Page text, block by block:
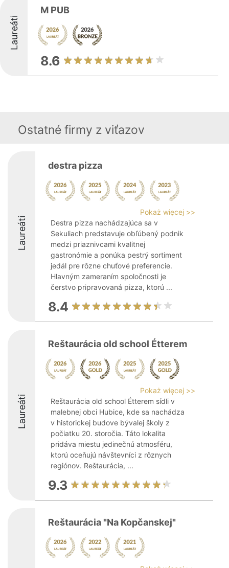
Laureáti
M PUB
8.6
Ostatné firmy z viťazov
Laureáti
destra pizza
Pokaż więcej >>
Destra pizza nachádzajúca sa v
Sekuliach predstavuje obľúbený podnik
medzi priaznivcami kvalitnej
gastronómie a ponúka pestrý sortiment
jedál pre rôzne chuťové preferencie.
Hlavným zameraním spoločnosti je
čerstvo pripravovaná pizza, ktorú ...
8.4
Laureáti
Reštaurácia old school Étterem
Pokaż więcej >>
Reštaurácia old school Étterem sídli v
malebnej obci Hubice, kde sa nachádza
v historickej budove bývalej školy z
počiatku 20. storočia. Táto lokalita
pridáva miestu jedinečnú atmosféru,
ktorú oceňujú návštevníci z rôznych
regiónov. Reštaurácia, ...
9.3
Reštaurácia "Na Kopčanskej"